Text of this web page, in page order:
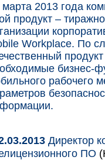
марта 2013 года
продукт –
Workplace. По
бизнес-
рабочего
Директор
ПО